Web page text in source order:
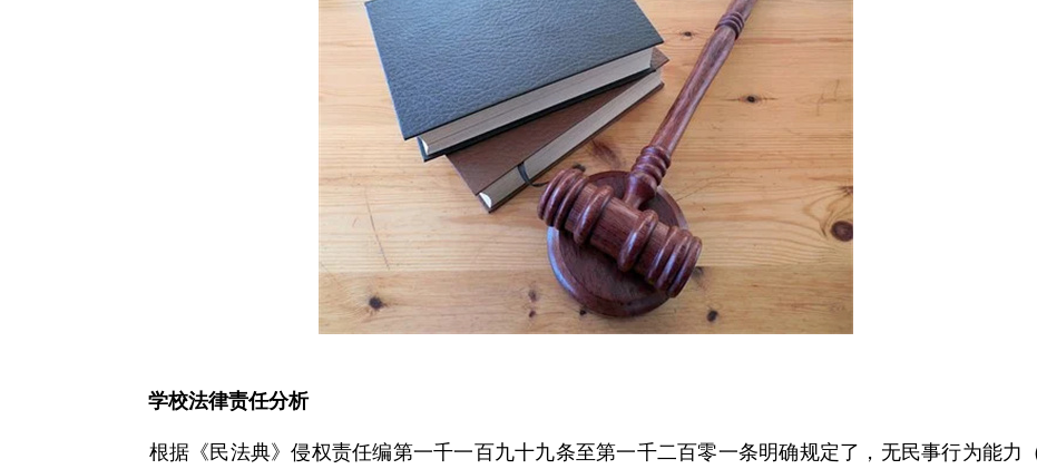
学校法律责任分析
根据《民法典》侵权责任编第一千一百九十九条至第一千二百零一条明确规定了，无民事行为能力